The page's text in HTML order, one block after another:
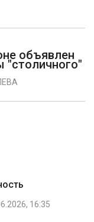
объявлен
"столичного"
16:35